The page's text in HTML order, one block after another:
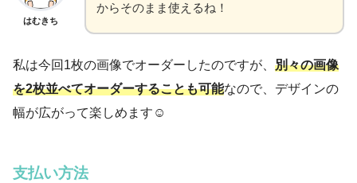
はむきち
からそのまま使えるね！
私は今回1枚の画像でオーダーしたのですが、 別々の画像
を2枚並べてオーダーすることも可能なので、デザインの
幅が広がって楽しめます☺
支払い方法